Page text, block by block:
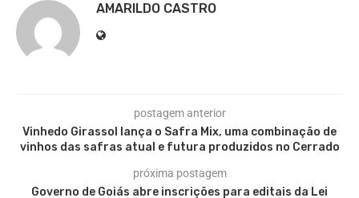
AMARILDO CASTRO
postagem anterior
Vinhedo Girassol lança o Safra Mix, uma combinação de
vinhos das safras atual e futura produzidos no Cerrado
próxima postagem
Governo de Goiás abre inscrições para editais da Lei